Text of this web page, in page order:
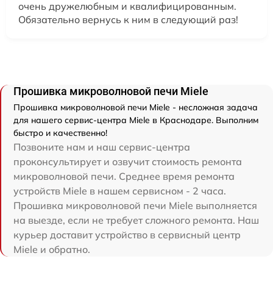
очень дружелюбным и квалифицированным.
Обязательно вернусь к ним в следующий раз!
Прошивка микроволновой печи Miele
Прошивка микроволновой печи Miele - несложная задача
для нашего сервис-центра Miele в Краснодаре. Выполним
быстро и качественно!
Позвоните нам и наш сервис-центра
проконсультирует и озвучит стоимость ремонта
микроволновой печи. Среднее время ремонта
устройств Miele в нашем сервисном - 2 часа.
Прошивка микроволновой печи Miele выполняется
на выезде, если не требует сложного ремонта. Наш
курьер доставит устройство в сервисный центр
Miele и обратно.